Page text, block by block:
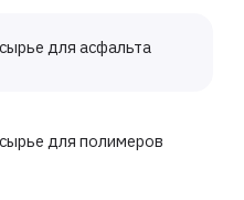
для асфальта
для полимеров